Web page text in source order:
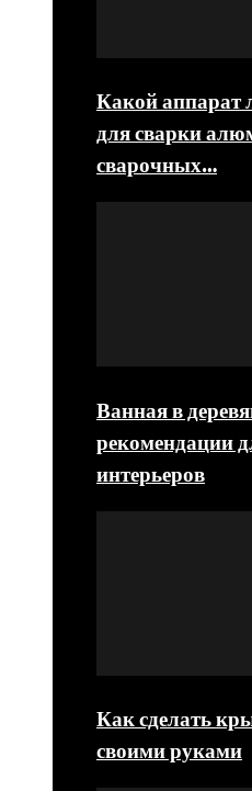
Какой аппарат
для сварки
сварочных…
Ванная в
рекомендации
интерьеров
Как сделать
своими руками